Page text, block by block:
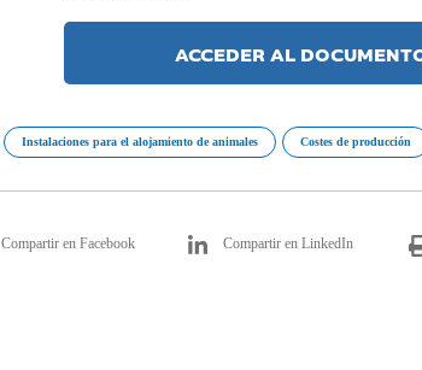
ACCEDER AL
Instalaciones para el alojamiento de animales Costes de producción
Compartir en Facebook Compartir en LinkedIn